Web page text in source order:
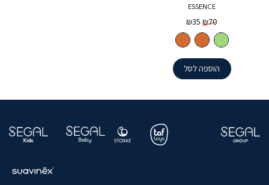
ESSENCE
₪70
המחיר
המקורי
היה:
₪70.
₪35
הנוכחי
הוא:
₪35.
הוספה לסל